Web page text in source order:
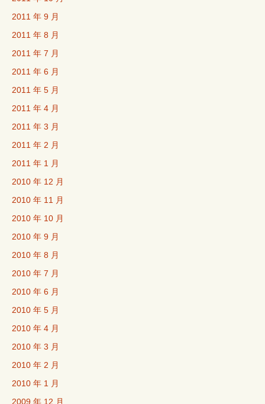
2011 年 9 月
2011 年 8 月
2011 年 7 月
2011 年 6 月
2011 年 5 月
2011 年 4 月
2011 年 3 月
2011 年 2 月
2011 年 1 月
2010 年 12 月
2010 年 11 月
2010 年 10 月
2010 年 9 月
2010 年 8 月
2010 年 7 月
2010 年 6 月
2010 年 5 月
2010 年 4 月
2010 年 3 月
2010 年 2 月
2010 年 1 月
2009 年 12 月